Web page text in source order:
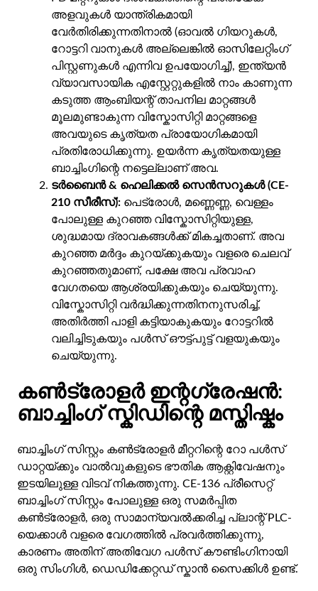
അളവുകൾ യാന്ത്രികമായി
വേർതിരിക്കുന്നതിനാൽ (ഓവൽ ഗിയറുകൾ,
റോട്ടറി വാനുകൾ അല്ലെങ്കിൽ ഓസിലേറ്റിംഗ്
പിസ്റ്റണുകൾ എന്നിവ ഉപയോഗിച്ച്), ഇന്ത്യൻ
വ്യാവസായിക എസ്റ്റേറ്റുകളിൽ നാം കാണുന്ന
കടുത്ത ആംബിയന്റ് താപനില മാറ്റങ്ങൾ
മൂലമുണ്ടാകുന്ന വിസ്കോസിറ്റി മാറ്റങ്ങളെ
അവയുടെ കൃത്യത പ്രായോഗികമായി
പ്രതിരോധിക്കുന്നു. ഉയർന്ന കൃത്യതയുള്ള
ബാച്ചിംഗിന്റെ നട്ടെല്ലാണ് അവ.
ടർബൈൻ & ഹെലിക്കൽ സെൻസറുകൾ (CE-
210 സീരീസ്): പെട്രോൾ, മണ്ണെണ്ണ, വെള്ളം
പോലുള്ള കുറഞ്ഞ വിസ്കോസിറ്റിയുള്ള,
ശുദ്ധമായ ദ്രാവകങ്ങൾക്ക് മികച്ചതാണ്. അവ
കുറഞ്ഞ മർദ്ദം കുറയ്ക്കുകയും വളരെ ചെലവ്
കുറഞ്ഞതുമാണ്, പക്ഷേ അവ പ്രവാഹ
വേഗതയെ ആശ്രയിക്കുകയും ചെയ്യുന്നു.
വിസ്കോസിറ്റി വർദ്ധിക്കുന്നതിനനുസരിച്ച്,
അതിർത്തി പാളി കട്ടിയാകുകയും റോട്ടറിൽ
വലിച്ചിടുകയും പൾസ് ഔട്ട്പുട്ട് വളയുകയും
ചെയ്യുന്നു.
കൺട്രോളർ ഇന്റഗ്രേഷൻ:
ബാച്ചിംഗ് സ്കിഡിന്റെ മസ്തിഷ്കം
ബാച്ചിംഗ് സിസ്റ്റം കൺട്രോളർ മീറ്ററിന്റെ റോ പൾസ്
ഡാറ്റയ്ക്കും വാൽവുകളുടെ ഭൗതിക ആക്റ്റിവേഷനും
ഇടയിലുള്ള വിടവ് നികത്തുന്നു. CE-136 പ്രീസെറ്റ്
ബാച്ചിംഗ് സിസ്റ്റം പോലുള്ള ഒരു സമർപ്പിത
കൺട്രോളർ, ഒരു സാമാന്യവൽക്കരിച്ച പ്ലാന്റ് PLC-
യെക്കാൾ വളരെ വേഗത്തിൽ പ്രവർത്തിക്കുന്നു,
കാരണം അതിന് അതിവേഗ പൾസ് കൗണ്ടിംഗിനായി
ഒരു സിംഗിൾ, ഡെഡിക്കേറ്റഡ് സ്കാൻ സൈക്കിൾ ഉണ്ട്.